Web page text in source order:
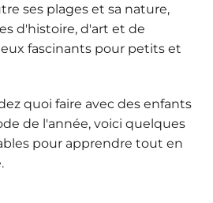
ses plages et sa nature,
d'histoire, d'art et de
fascinants pour petits et
quoi faire avec des enfants
de l'année, voici quelques
pour apprendre tout en